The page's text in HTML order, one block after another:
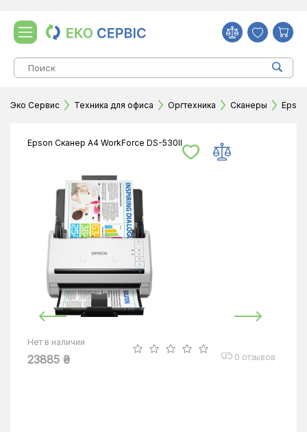
Эко Сервис Техника для офиса Оргтехника Сканеры
Epson Сканер A4 WorkForce DS-530II
Нет в наличии
23885 ₴ 0 отзывов